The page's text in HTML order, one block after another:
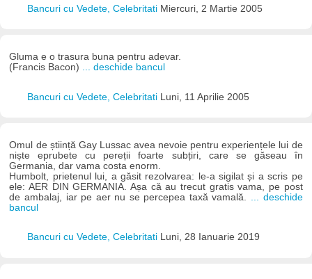
Bancuri cu Vedete, Celebritati Miercuri, 2 Martie 2005
Gluma e o trasura buna pentru adevar.
(Francis Bacon) ... deschide bancul
Bancuri cu Vedete, Celebritati Luni, 11 Aprilie 2005
Omul de știință Gay Lussac avea nevoie pentru experiențele lui de
niște eprubete cu pereții foarte subțiri, care se găseau în
Germania, dar vama costa enorm.
Humbolt, prietenul lui, a găsit rezolvarea: le-a sigilat și a scris pe
ele: AER DIN GERMANIA. Așa că au trecut gratis vama, pe post
de ambalaj, iar pe aer nu se percepea taxă vamală. ... deschide
bancul
Bancuri cu Vedete, Celebritati Luni, 28 Ianuarie 2019